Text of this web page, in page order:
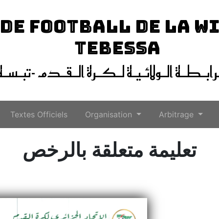
FOOTBALL DE LA
TEBESSA
الـولائـيـة لـكـرة الـقـدم -
Textes Officiels Organisation Arbitrage
تعليمة متعلقة بالرخص